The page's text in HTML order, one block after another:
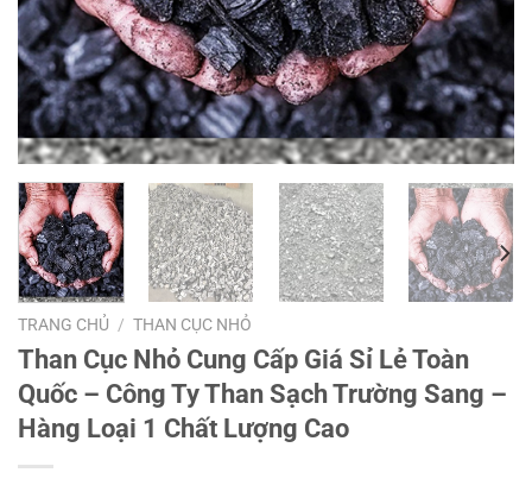
TRANG CHỦ / THAN CỤC NHỎ
Than Cục Nhỏ Cung Cấp Giá Sỉ Lẻ Toàn
Quốc – Công Ty Than Sạch Trường Sang –
Hàng Loại 1 Chất Lượng Cao